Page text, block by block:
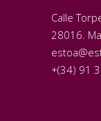
Calle
28016.
+(34) 91